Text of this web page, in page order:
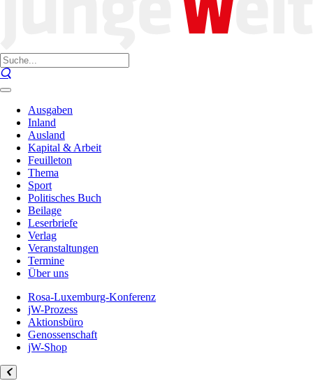
Ausgaben
Inland
Ausland
Kapital & Arbeit
Feuilleton
Thema
Sport
Politisches Buch
Beilage
Leserbriefe
Verlag
Veranstaltungen
Termine
Über uns
Rosa-Luxemburg-Konferenz
jW-Prozess
Aktionsbüro
Genossenschaft
jW-Shop